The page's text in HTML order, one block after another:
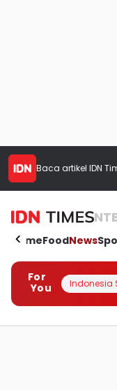
Baca artikel IDN
HomeFoodNews
For
You
Indonesia